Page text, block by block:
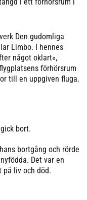
Den gudomliga
Limbo. I hennes
något oklart«,
förhörsrum
till en uppgiven fluga.
bort.
bortgång och rörde
Det var en
på liv och död.